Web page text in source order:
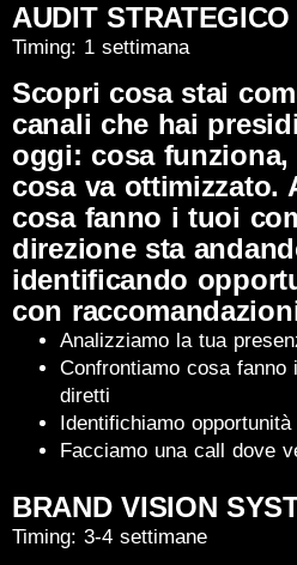
AUDIT
Timing: 1 settimana
Scopri cosa stai
canali che hai
oggi: cosa funziona,
cosa va ottimizzato.
cosa fanno i tuoi
direzione sta
identificando
con
Analizziamo la tua
Confrontiamo cosa
diretti
Identifichiamo
Facciamo una call dove
BRAND VISION
Timing: 3-4 settimane